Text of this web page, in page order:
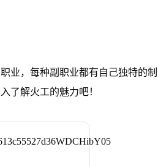
业，每种副职业都有自己独特的制
了解火工的魅力吧！